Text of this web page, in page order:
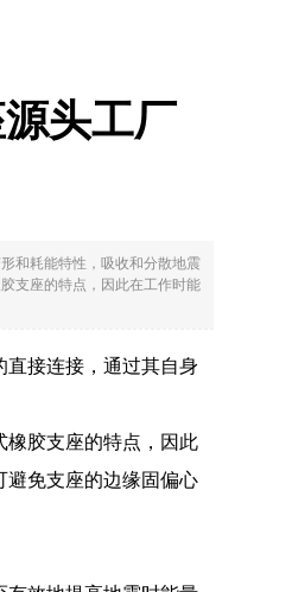
头工厂
和耗能特性，吸收和分散地震
支座的特点，因此在工作时能
直接连接，通过其自身
橡胶支座的特点，因此
避免支座的边缘固偏心